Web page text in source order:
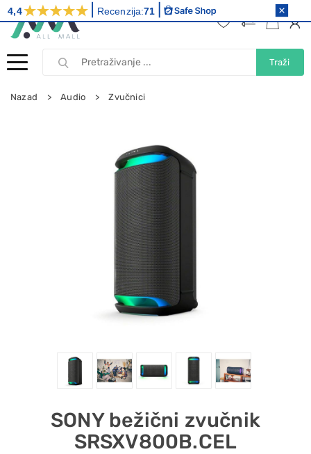
Traži
Nazad Audio Zvučnici
SONY bežični zvučnik
SRSXV800B.CEL
4,4 Recenzija:71